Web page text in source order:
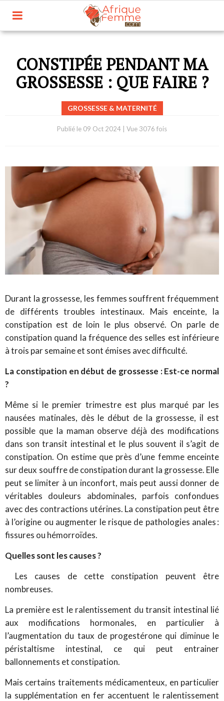
CONSTIPÉE PENDANT MA
GROSSESSE : QUE FAIRE ?
GROSSESSE & MATERNITÉ
Publié le 09 Oct 2024 Vue 3076 fois
Durant la grossesse, les femmes souffrent fréquemment
de différents troubles intestinaux. Mais enceinte, la
constipation est de loin le plus observé. On parle de
constipation quand la fréquence des selles est inférieure
à trois par semaine et sont émises avec difficulté.
La constipation en début de grossesse : Est-ce normal
?
Même si le premier trimestre est plus marqué par les
nausées matinales, dès le début de la grossesse, il est
possible que la maman observe déjà des modifications
dans son transit intestinal et le plus souvent il s’agit de
constipation. On estime que près d’une femme enceinte
sur deux souffre de constipation durant la grossesse. Elle
peut se limiter à un inconfort, mais peut aussi donner de
véritables douleurs abdominales, parfois confondues
avec des contractions utérines. La constipation peut être
à l’origine ou augmenter le risque de pathologies anales :
fissures ou hémorroïdes.
Quelles sont les causes ?
Les causes de cette constipation peuvent être
nombreuses.
La première est le ralentissement du transit intestinal lié
aux modifications hormonales, en particulier à
l’augmentation du taux de progestérone qui diminue le
péristaltisme intestinal, ce qui peut entrainer
ballonnements et constipation.
Mais certains traitements médicamenteux, en particulier
la supplémentation en fer accentuent le ralentissement